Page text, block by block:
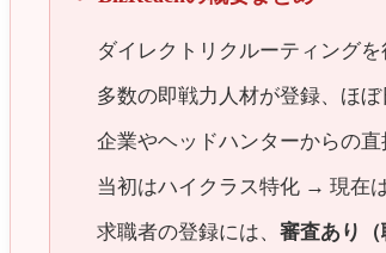
ダイレクトリクルーティング
多数の即戦力人材が登録、ほ
企業やヘッドハンターからの
当初はハイクラス特化 → 現在
求職者の登録には、審査あり（